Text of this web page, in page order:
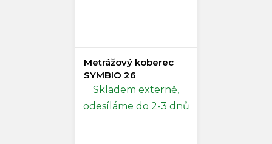
Metrážový koberec
SYMBIO 26
Skladem externě,
odesíláme do 2-3 dnů